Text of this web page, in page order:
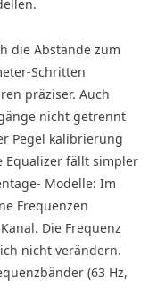
die Abstände zum
Schritten
präziser. Auch
nicht getrennt
Pegel kalibrierung
Equalizer fällt simpler
Modelle: Im
Frequenzen
Die Frequenz
nicht verändern.
(63 Hz,